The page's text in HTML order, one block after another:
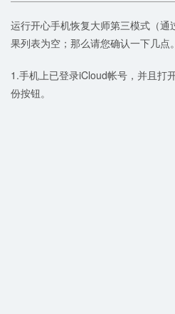
运行开心手机恢复大师第三模式（
果列表为空；那么请您确认一下几点。
1.手机上已登录iCloud帐号，并且打
份按钮。